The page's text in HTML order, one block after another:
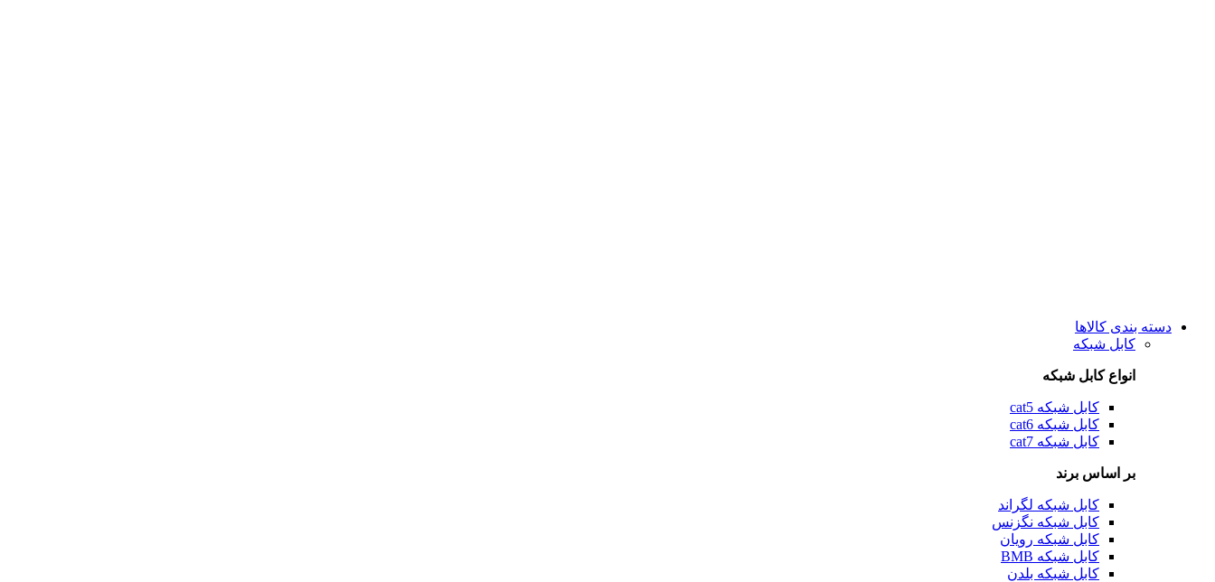
دسته بندی کالاها
کابل شبکه
انواع کابل شبکه
کابل شبکه cat5
کابل شبکه cat6
کابل شبکه cat7
بر اساس برند
کابل شبکه لگراند
کابل شبکه نگزنس
کابل شبکه رویان
کابل شبکه BMB
کابل شبکه بلدن